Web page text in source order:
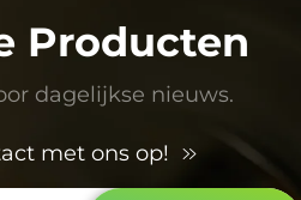
Producten
dagelijkse nieuws.
met ons op!